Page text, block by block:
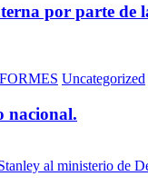
por parte de
Uncategorized
nacional.